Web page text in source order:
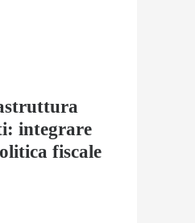
integrare
fiscale